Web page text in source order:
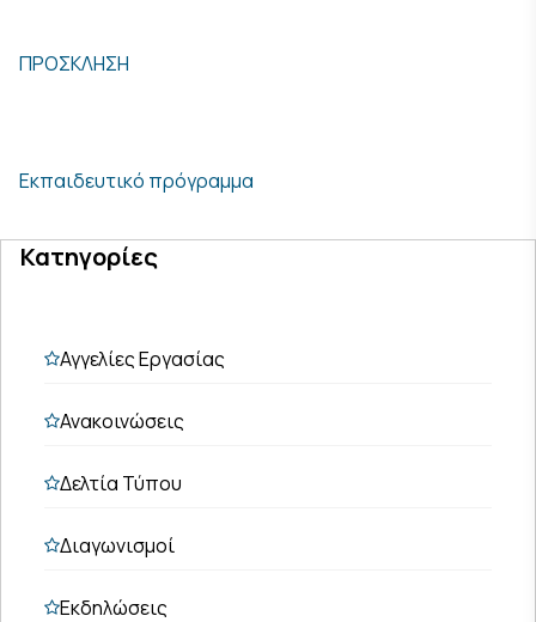
ΠΡΟΣΚΛΗΣΗ
Εκπαιδευτικό πρόγραμμα
Κατηγορίες
Αγγελίες Εργασίας
Ανακοινώσεις
Δελτία Τύπου
Διαγωνισμοί
Εκδηλώσεις